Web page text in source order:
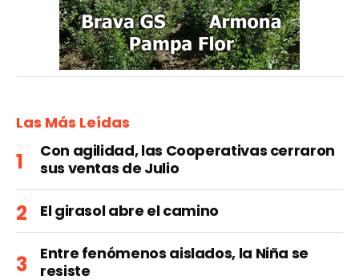
Las Más Leídas
Con agilidad, las Cooperativas cerraron
sus ventas de Julio
El girasol abre el camino
Entre fenómenos aislados, la Niña se
resiste